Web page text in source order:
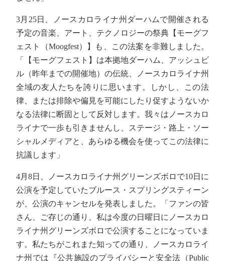
3月25日、ノースカロライナ州ダーハムで開催される
予定の音楽、アート、テクノロジーの祭典【モーグフ
ェスト（Moogfest）】も、この法案を非難しました。
「【モーグフェスト】は本拠地ダーハム、アッシュビ
ル（昨年までの開催地）の伝統、ノースカロライナ州
全域の友人たちを誇りに思います。しかし、この法
律、または排除や偏見を可能にしたり促すようないか
なる法律に断固として反対します。我々はノースカロ
ライナで一歩も引きませんし、ステージ・路上・ソー
シャルメディアと、あらゆる機会を使ってこの法律に
抗議します」
4月8日、ノースカロライナ州グリーンズボロで10日に
公演を予定していたブルース・スプリングスティーン
が、公演のキャンセルを発表しました。「ファンの皆
さん、ご存じの通り、私は今度の日曜日にノースカロ
ライナ州グリーンズボロで公演することになっていま
す。私たちがこれまた知っての通り、ノースカロライ
ナ州では『公共施設のプライバシーと安全法（Public